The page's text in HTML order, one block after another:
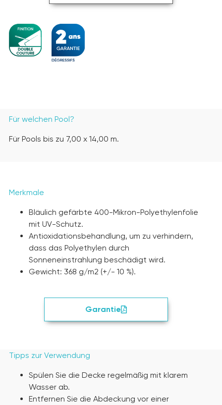
Für welchen Pool?
Für Pools bis zu 7,00 x 14,00 m.
Merkmale
Bläulich gefärbte 400-Mikron-Polyethylenfolie
mit UV-Schutz.
Antioxidationsbehandlung, um zu verhindern,
dass das Polyethylen durch
Sonneneinstrahlung beschädigt wird.
Gewicht: 368 g/m2 (+/- 10 %).
Garantie
Tipps zur Verwendung
Spülen Sie die Decke regelmäßig mit klarem
Wasser ab.
Entfernen Sie die Abdeckung vor einer